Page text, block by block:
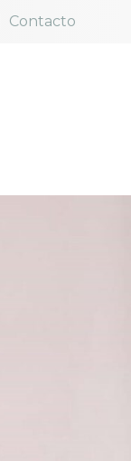
Contacto